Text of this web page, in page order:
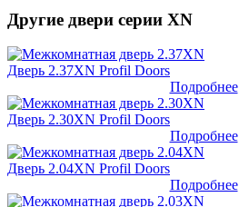
Другие двери серии XN
Дверь 2.37XN Profil Doors
Подробнее
Дверь 2.30XN Profil Doors
Подробнее
Дверь 2.04XN Profil Doors
Подробнее